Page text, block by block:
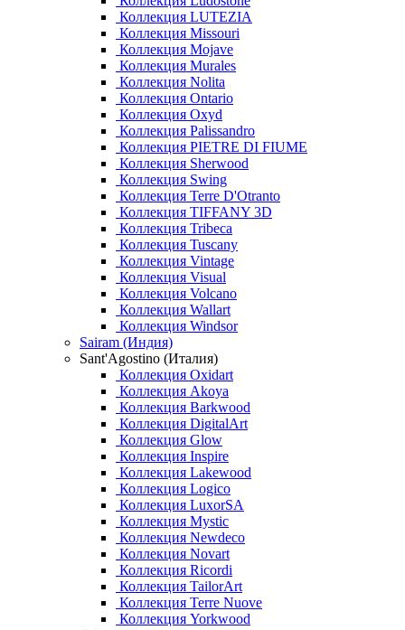
Коллекция LUTEZIA
Коллекция Missouri
Коллекция Mojave
Коллекция Murales
Коллекция Nolita
Коллекция Ontario
Коллекция Oxyd
Коллекция Palissandro
Коллекция PIETRE DI FIUME
Коллекция Sherwood
Коллекция Swing
Коллекция Terre D'Otranto
Коллекция TIFFANY 3D
Коллекция Tribeca
Коллекция Tuscany
Коллекция Vintage
Коллекция Visual
Коллекция Volcano
Коллекция Wallart
Коллекция Windsor
Sairam (Индия)
Sant'Agostino (Италия)
Коллекция Oxidart
Коллекция Akoya
Коллекция Barkwood
Коллекция DigitalArt
Коллекция Glow
Коллекция Inspire
Коллекция Lakewood
Коллекция Logico
Коллекция LuxorSA
Коллекция Mystic
Коллекция Newdeco
Коллекция Novart
Коллекция Ricordi
Коллекция TailorArt
Коллекция Terre Nuove
Коллекция Yorkwood